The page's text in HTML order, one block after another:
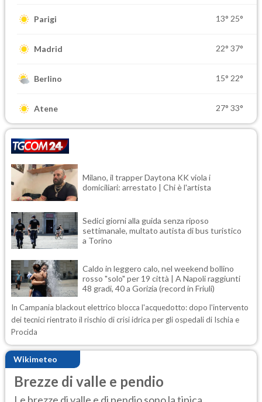
Parigi 13° 25°
Madrid 22° 37°
Berlino 15° 22°
Atene 27° 33°
Milano, il trapper Daytona KK viola i
domiciliari: arrestato | Chi è l'artista
Sedici giorni alla guida senza riposo
settimanale, multato autista di bus turistico
a Torino
Caldo in leggero calo, nel weekend bollino
rosso "solo" per 19 città | A Napoli raggiunti
48 gradi, 40 a Gorizia (record in Friuli)
In Campania blackout elettrico blocca l'acquedotto: dopo l'intervento
dei tecnici rientrato il rischio di crisi idrica per gli ospedali di Ischia e
Procida
Wikimeteo
Brezze di valle e pendio